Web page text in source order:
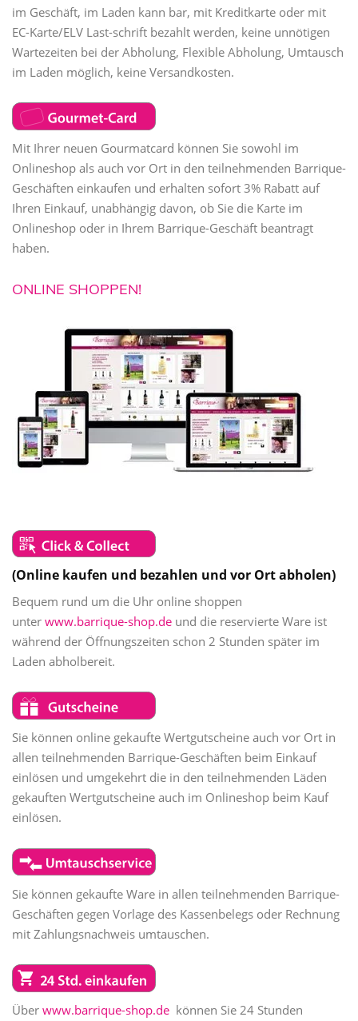
im Geschäft, im Laden kann bar, mit Kreditkarte oder mit
EC-Karte/ELV Last-schrift bezahlt werden, keine unnötigen
Wartezeiten bei der Abholung, Flexible Abholung, Umtausch
im Laden möglich, keine Versandkosten.
Mit Ihrer neuen Gourmatcard können Sie sowohl im
Onlineshop als auch vor Ort in den teilnehmenden Barrique-
Geschäften einkaufen und erhalten sofort 3% Rabatt auf
Ihren Einkauf, unabhängig davon, ob Sie die Karte im
Onlineshop oder in Ihrem Barrique-Geschäft beantragt
haben.
ONLINE SHOPPEN!
(Online kaufen und bezahlen und vor Ort abholen)
Bequem rund um die Uhr online shoppen
unter www.barrique-shop.de und die reservierte Ware ist
während der Öffnungszeiten schon 2 Stunden später im
Laden abholbereit.
Sie können online gekaufte Wertgutscheine auch vor Ort in
allen teilnehmenden Barrique-Geschäften beim Einkauf
einlösen und umgekehrt die in den teilnehmenden Läden
gekauften Wertgutscheine auch im Onlineshop beim Kauf
einlösen.
Sie können gekaufte Ware in allen teilnehmenden Barrique-
Geschäften gegen Vorlage des Kassenbelegs oder Rechnung
mit Zahlungsnachweis umtauschen.
Über www.barrique-shop.de können Sie 24 Stunden